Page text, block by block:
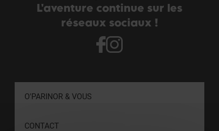
L'aventure continue sur les
réseaux sociaux !
O'PARINOR & VOUS
CONTACT